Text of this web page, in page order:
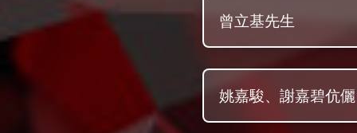
曾立基先生
姚嘉駿、謝嘉碧伉儷